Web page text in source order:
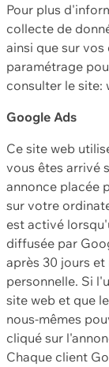
Pour plus
collecte de
ainsi que sur
paramétrage
consulter le
Google Ads
Ce site web
vous êtes arrivé
annonce placée
sur votre
est activé
diffusée par
après 30 jours
personnelle. Si
site web et que
nous-mêmes
cliqué sur
Chaque client